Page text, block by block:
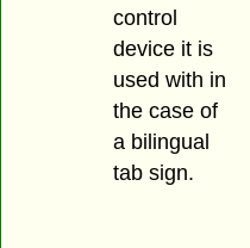
control
device it is
used with in
the case of
a bilingual
tab sign.